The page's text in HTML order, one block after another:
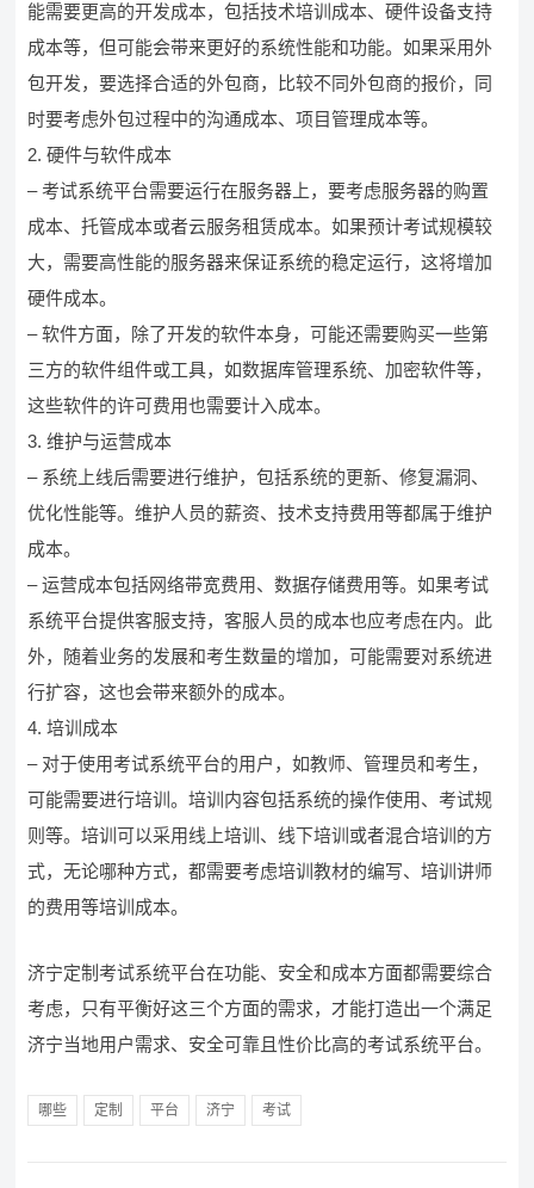
能需要更高的开发成本，包括技术培训成本、硬件设备支持
成本等，但可能会带来更好的系统性能和功能。如果采用外
包开发，要选择合适的外包商，比较不同外包商的报价，同
时要考虑外包过程中的沟通成本、项目管理成本等。
2. 硬件与软件成本
– 考试系统平台需要运行在服务器上，要考虑服务器的购置
成本、托管成本或者云服务租赁成本。如果预计考试规模较
大，需要高性能的服务器来保证系统的稳定运行，这将增加
硬件成本。
– 软件方面，除了开发的软件本身，可能还需要购买一些第
三方的软件组件或工具，如数据库管理系统、加密软件等，
这些软件的许可费用也需要计入成本。
3. 维护与运营成本
– 系统上线后需要进行维护，包括系统的更新、修复漏洞、
优化性能等。维护人员的薪资、技术支持费用等都属于维护
成本。
– 运营成本包括网络带宽费用、数据存储费用等。如果考试
系统平台提供客服支持，客服人员的成本也应考虑在内。此
外，随着业务的发展和考生数量的增加，可能需要对系统进
行扩容，这也会带来额外的成本。
4. 培训成本
– 对于使用考试系统平台的用户，如教师、管理员和考生，
可能需要进行培训。培训内容包括系统的操作使用、考试规
则等。培训可以采用线上培训、线下培训或者混合培训的方
式，无论哪种方式，都需要考虑培训教材的编写、培训讲师
的费用等培训成本。
济宁定制考试系统平台在功能、安全和成本方面都需要综合
考虑，只有平衡好这三个方面的需求，才能打造出一个满足
济宁当地用户需求、安全可靠且性价比高的考试系统平台。
哪些 定制 平台 济宁 考试